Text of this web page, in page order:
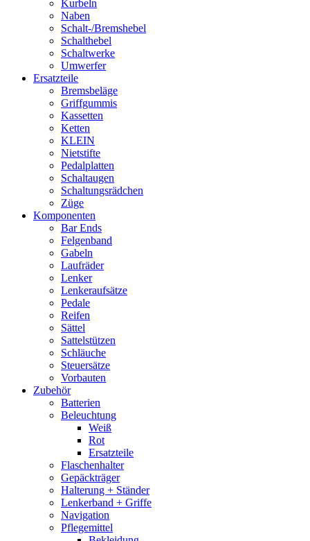
Kurbeln
Naben
Schalt-/Bremshebel
Schalthebel
Schaltwerke
Umwerfer
Ersatzteile
Bremsbeläge
Griffgummis
Kassetten
Ketten
KLEIN
Nietstifte
Pedalplatten
Schaltaugen
Schaltungsrädchen
Züge
Komponenten
Bar Ends
Felgenband
Gabeln
Laufräder
Lenker
Lenkeraufsätze
Pedale
Reifen
Sättel
Sattelstützen
Schläuche
Steuersätze
Vorbauten
Zubehör
Batterien
Beleuchtung
Weiß
Rot
Ersatzteile
Flaschenhalter
Gepäckträger
Halterung + Ständer
Lenkerband + Griffe
Navigation
Pflegemittel